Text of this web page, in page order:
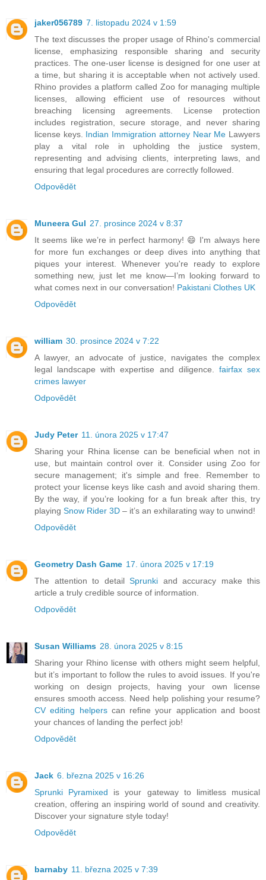
jaker056789 7. listopadu 2024 v 1:59
The text discusses the proper usage of Rhino's commercial
license, emphasizing responsible sharing and security
practices. The one-user license is designed for one user at
a time, but sharing it is acceptable when not actively used.
Rhino provides a platform called Zoo for managing multiple
licenses, allowing efficient use of resources without
breaching licensing agreements. License protection
includes registration, secure storage, and never sharing
license keys. Indian Immigration attorney Near Me Lawyers
play a vital role in upholding the justice system,
representing and advising clients, interpreting laws, and
ensuring that legal procedures are correctly followed.
Odpovědět
Muneera Gul 27. prosince 2024 v 8:37
It seems like we’re in perfect harmony! 😄 I'm always here
for more fun exchanges or deep dives into anything that
piques your interest. Whenever you're ready to explore
something new, just let me know—I’m looking forward to
what comes next in our conversation! Pakistani Clothes UK
Odpovědět
william 30. prosince 2024 v 7:22
A lawyer, an advocate of justice, navigates the complex
legal landscape with expertise and diligence. fairfax sex
crimes lawyer
Odpovědět
Judy Peter 11. února 2025 v 17:47
Sharing your Rhina license can be beneficial when not in
use, but maintain control over it. Consider using Zoo for
secure management; it's simple and free. Remember to
protect your license keys like cash and avoid sharing them.
By the way, if you’re looking for a fun break after this, try
playing Snow Rider 3D – it’s an exhilarating way to unwind!
Odpovědět
Geometry Dash Game 17. února 2025 v 17:19
The attention to detail Sprunki and accuracy make this
article a truly credible source of information.
Odpovědět
Susan Williams 28. února 2025 v 8:15
Sharing your Rhino license with others might seem helpful,
but it’s important to follow the rules to avoid issues. If you're
working on design projects, having your own license
ensures smooth access. Need help polishing your resume?
CV editing helperscan refine your application and boost
your chances of landing the perfect job!
Odpovědět
Jack 6. března 2025 v 16:26
Sprunki Pyramixed is your gateway to limitless musical
creation, offering an inspiring world of sound and creativity.
Discover your signature style today!
Odpovědět
barnaby 11. března 2025 v 7:39